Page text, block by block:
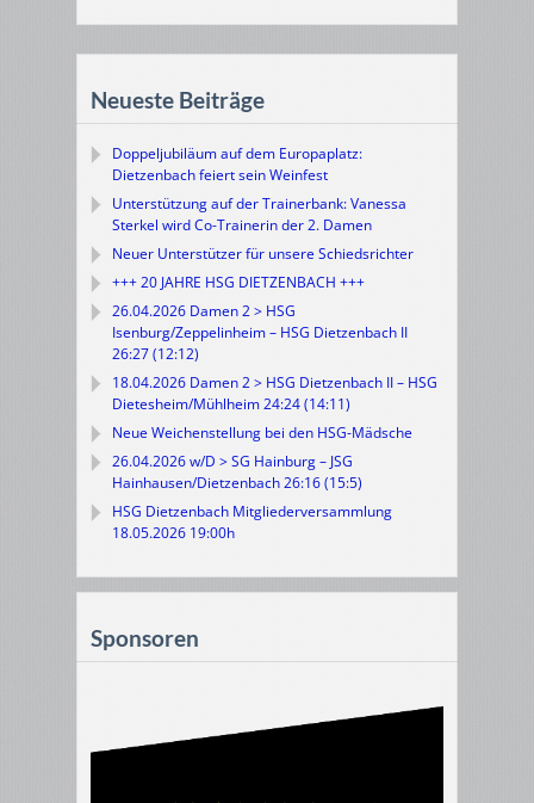
Neueste Beiträge
Doppeljubiläum auf dem Europaplatz:
Dietzenbach feiert sein Weinfest
Unterstützung auf der Trainerbank: Vanessa
Sterkel wird Co-Trainerin der 2. Damen
Neuer Unterstützer für unsere Schiedsrichter
+++ 20 JAHRE HSG DIETZENBACH +++
26.04.2026 Damen 2 > HSG
Isenburg/Zeppelinheim – HSG Dietzenbach II
26:27 (12:12)
18.04.2026 Damen 2 > HSG Dietzenbach II – HSG
Dietesheim/Mühlheim 24:24 (14:11)
Neue Weichenstellung bei den HSG-Mädsche
26.04.2026 w/D > SG Hainburg – JSG
Hainhausen/Dietzenbach 26:16 (15:5)
HSG Dietzenbach Mitgliederversammlung
18.05.2026 19:00h
Sponsoren